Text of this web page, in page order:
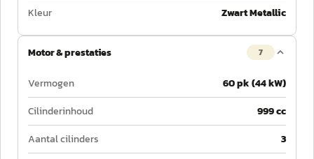
Kleur
Zwart Metallic
Motor & prestaties 7
Vermogen
60 pk (44 kW)
Cilinderinhoud
999 cc
Aantal cilinders
3